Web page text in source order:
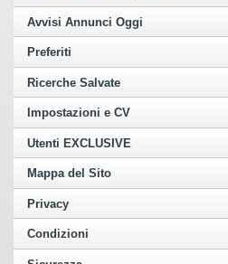
Avvisi Annunci Oggi
Preferiti
Ricerche Salvate
Impostazioni e CV
Utenti EXCLUSIVE
Mappa del Sito
Privacy
Condizioni